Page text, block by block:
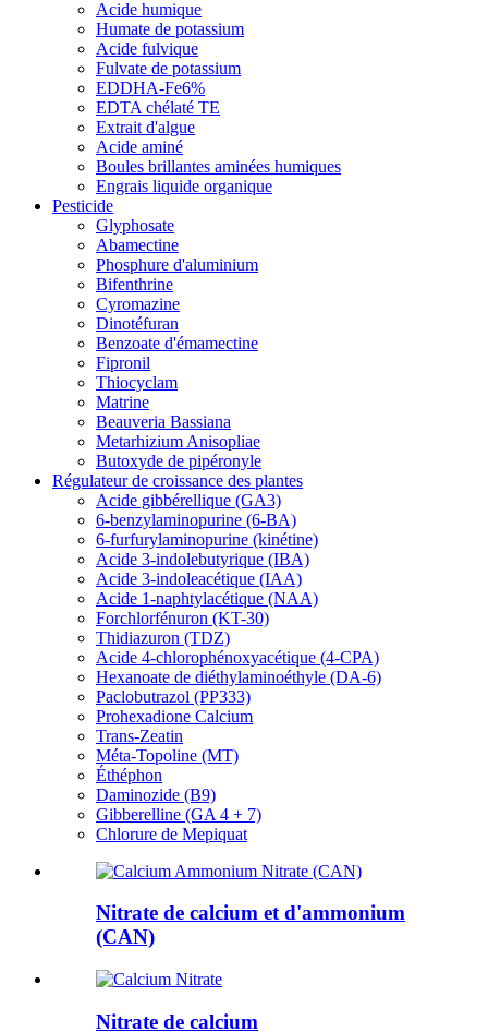
Acide humique
Humate de potassium
Acide fulvique
Fulvate de potassium
EDDHA-Fe6%
EDTA chélaté TE
Extrait d'algue
Acide aminé
Boules brillantes aminées humiques
Engrais liquide organique
Pesticide
Glyphosate
Abamectine
Phosphure d'aluminium
Bifenthrine
Cyromazine
Dinotéfuran
Benzoate d'émamectine
Fipronil
Thiocyclam
Matrine
Beauveria Bassiana
Metarhizium Anisopliae
Butoxyde de pipéronyle
Régulateur de croissance des plantes
Acide gibbérellique (GA3)
6-benzylaminopurine (6-BA)
6-furfurylaminopurine (kinétine)
Acide 3-indolebutyrique (IBA)
Acide 3-indoleacétique (IAA)
Acide 1-naphtylacétique (NAA)
Forchlorfénuron (KT-30)
Thidiazuron (TDZ)
Acide 4-chlorophénoxyacétique (4-CPA)
Hexanoate de diéthylaminoéthyle (DA-6)
Paclobutrazol (PP333)
Prohexadione Calcium
Trans-Zeatin
Méta-Topoline (MT)
Éthéphon
Daminozide (B9)
Gibberelline (GA 4 + 7)
Chlorure de Mepiquat
Nitrate de calcium et d'ammonium
(CAN)
Nitrate de calcium